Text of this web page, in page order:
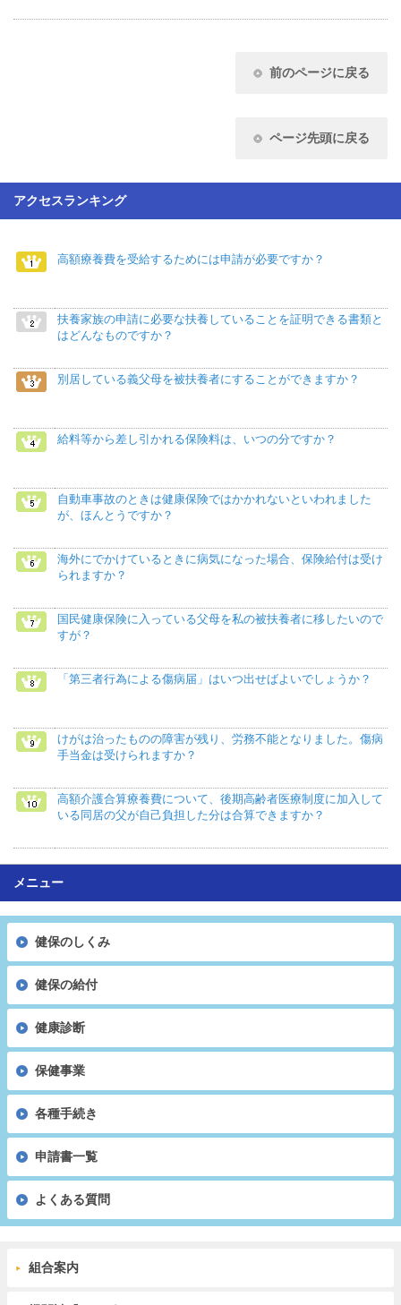
前のページに戻る
ページ先頭に戻る
アクセスランキング
高額療養費を受給するためには申請が必要ですか？
扶養家族の申請に必要な扶養していることを証明できる書類と
はどんなものですか？
別居している義父母を被扶養者にすることができますか？
給料等から差し引かれる保険料は、いつの分ですか？
自動車事故のときは健康保険ではかかれないといわれました
が、ほんとうですか？
海外にでかけているときに病気になった場合、保険給付は受け
られますか？
国民健康保険に入っている父母を私の被扶養者に移したいので
すが？
「第三者行為による傷病届」はいつ出せばよいでしょうか？
けがは治ったものの障害が残り、労務不能となりました。傷病
手当金は受けられますか？
高額介護合算療養費について、後期高齢者医療制度に加入して
いる同居の父が自己負担した分は合算できますか？
メニュー
健保のしくみ
健保の給付
健康診断
保健事業
各種手続き
申請書一覧
よくある質問
組合案内